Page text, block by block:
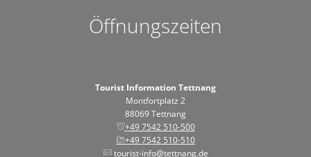
Öffnungszeiten
Tourist Information Tettnang
Montfortplatz 2
88069 Tettnang
+49 7542 510-500
+49 7542 510-510
tourist-info@tettnang.de